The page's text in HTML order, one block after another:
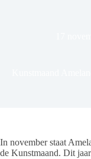
In november staat
de Kunstmaand. Dit